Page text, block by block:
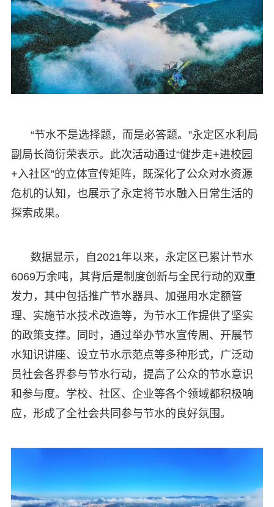
“节水不是选择题，而是必答题。”永定区水利局
副局长简衍荣表示。此次活动通过“健步走+进校园
+入社区”的立体宣传矩阵，既深化了公众对水资源
危机的认知，也展示了永定将节水融入日常生活的
探索成果。
数据显示，自2021年以来，永定区已累计节水
6069万余吨，其背后是制度创新与全民行动的双重
发力，其中包括推广节水器具、加强用水定额管
理、实施节水技术改造等，为节水工作提供了坚实
的政策支撑。同时，通过举办节水宣传周、开展节
水知识讲座、设立节水示范点等多种形式，广泛动
员社会各界参与节水行动，提高了公众的节水意识
和参与度。学校、社区、企业等各个领域都积极响
应，形成了全社会共同参与节水的良好氛围。